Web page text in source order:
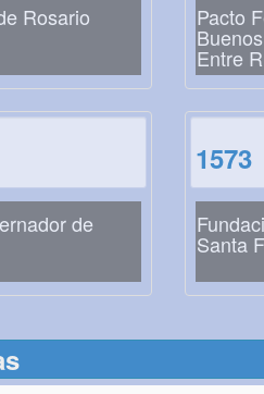
Rosario Pacto
Entre
de
1573
Santa